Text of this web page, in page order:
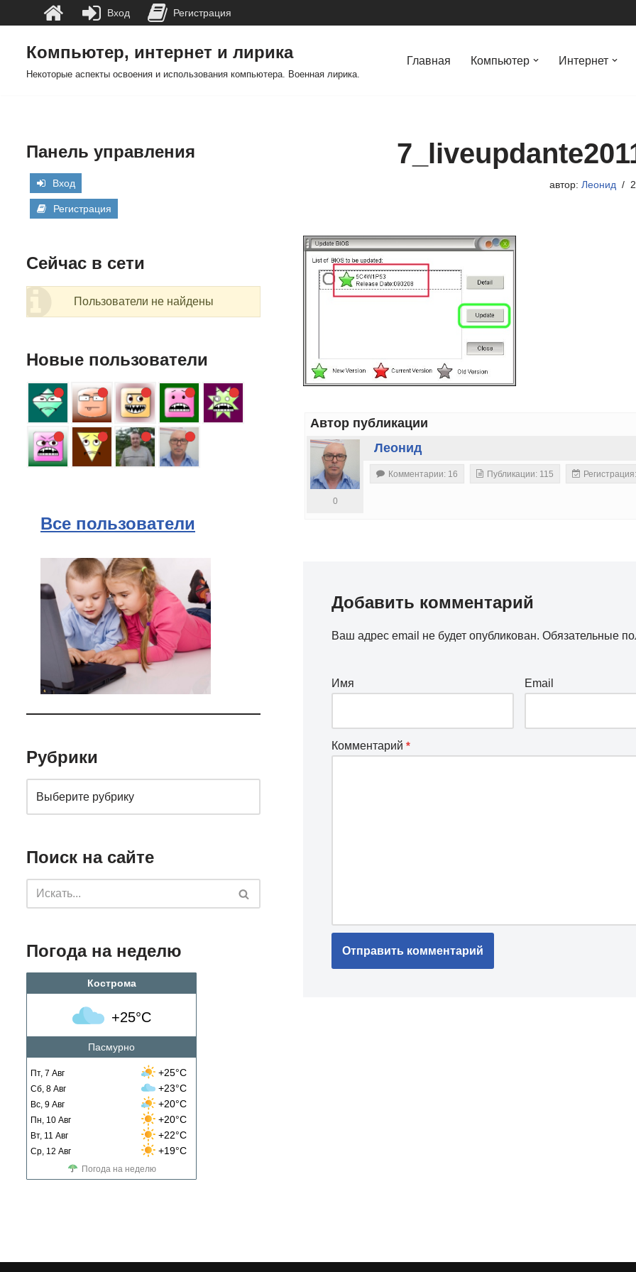
Компьютер, интернет и лирика
Некоторые аспекты освоения и использования компьютера. Военная лирика.
Главная Компьютер Интернет
Панель управления
Вход
Регистрация
Сейчас в сети
Пользователи не найдены
Новые пользователи
Все пользователи
Рубрики
Поиск на сайте
Погода на неделю
Кострома
+25°C
Пасмурно
Пт, 7 Авг +25°C
Сб, 8 Авг +23°C
Вс, 9 Авг +20°C
Пн, 10 Авг +20°C
Вт, 11 Авг +22°C
Ср, 12 Авг +19°C
Погода на неделю
автор: Леонид
Автор публикации
Леонид
0
Комментарии: 16 Публикации: 115
Добавить комментарий
Ваш адрес email не будет опубликован. Обязательные
Имя Email
Комментарий *
Вход Регистрация